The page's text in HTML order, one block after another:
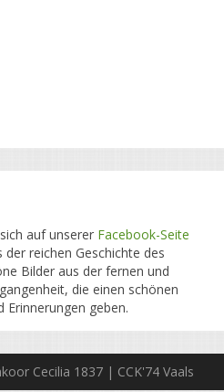
auf unserer Facebook-Seite
der reichen Geschichte des
Bilder aus der fernen und
die einen schönen
Erinnerungen geben.
Cecilia 1837 | CCK'74 Vaals